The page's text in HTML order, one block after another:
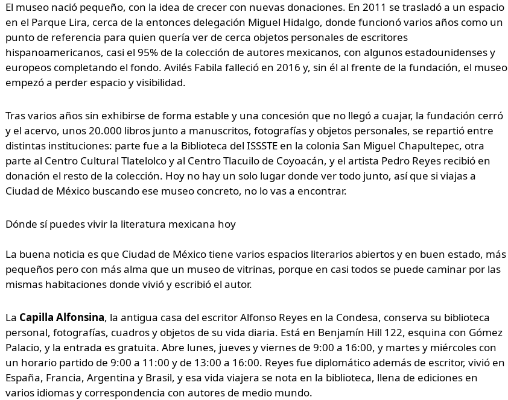
El museo nació pequeño, con la idea de crecer con nuevas donaciones. En 2011 se trasladó a un espacio
en el Parque Lira, cerca de la entonces delegación Miguel Hidalgo, donde funcionó varios años como un
punto de referencia para quien quería ver de cerca objetos personales de escritores
hispanoamericanos, casi el 95% de la colección de autores mexicanos, con algunos estadounidenses y
europeos completando el fondo. Avilés Fabila falleció en 2016 y, sin él al frente de la fundación, el museo
empezó a perder espacio y visibilidad.
Tras varios años sin exhibirse de forma estable y una concesión que no llegó a cuajar, la fundación cerró
y el acervo, unos 20.000 libros junto a manuscritos, fotografías y objetos personales, se repartió entre
distintas instituciones: parte fue a la Biblioteca del ISSSTE en la colonia San Miguel Chapultepec, otra
parte al Centro Cultural Tlatelolco y al Centro Tlacuilo de Coyoacán, y el artista Pedro Reyes recibió en
donación el resto de la colección. Hoy no hay un solo lugar donde ver todo junto, así que si viajas a
Ciudad de México buscando ese museo concreto, no lo vas a encontrar.
Dónde sí puedes vivir la literatura mexicana hoy
La buena noticia es que Ciudad de México tiene varios espacios literarios abiertos y en buen estado, más
pequeños pero con más alma que un museo de vitrinas, porque en casi todos se puede caminar por las
mismas habitaciones donde vivió y escribió el autor.
La Capilla Alfonsina, la antigua casa del escritor Alfonso Reyes en la Condesa, conserva su biblioteca
personal, fotografías, cuadros y objetos de su vida diaria. Está en Benjamín Hill 122, esquina con Gómez
Palacio, y la entrada es gratuita. Abre lunes, jueves y viernes de 9:00 a 16:00, y martes y miércoles con
un horario partido de 9:00 a 11:00 y de 13:00 a 16:00. Reyes fue diplomático además de escritor, vivió en
España, Francia, Argentina y Brasil, y esa vida viajera se nota en la biblioteca, llena de ediciones en
varios idiomas y correspondencia con autores de medio mundo.